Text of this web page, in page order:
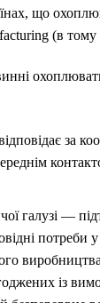
що
(в тому
за
галузі —
потреби
із